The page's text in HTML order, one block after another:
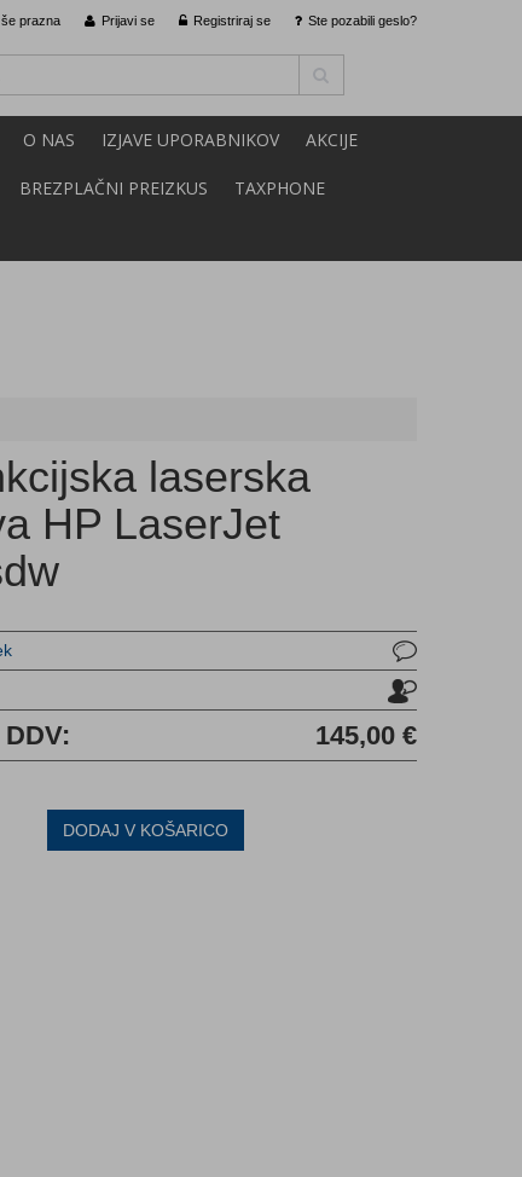
Prijavi se Registriraj se Ste pozabili geslo?
prazna
O NAS IZJAVE UPORABNIKOV AKCIJE
BREZPLAČNI PREIZKUS TAXPHONE
laserska
HP LaserJet
145,00 €
DODAJ V KOŠARICO